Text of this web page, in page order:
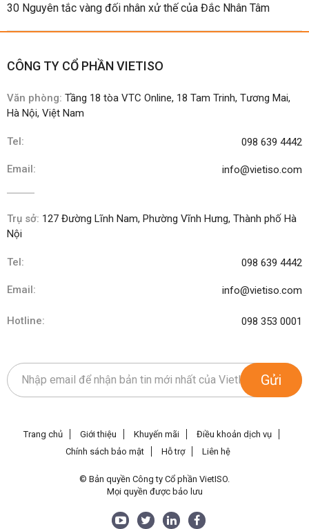
30 Nguyên tắc vàng đối nhân xử thế của Đắc Nhân Tâm
CÔNG TY CỔ PHẦN VIETISO
Văn phòng: Tầng 18 tòa VTC Online, 18 Tam Trinh, Tương Mai,
Hà Nội, Việt Nam
Tel: 098 639 4442
Email: info@vietiso.com
Trụ sở: 127 Đường Lĩnh Nam, Phường Vĩnh Hưng, Thành phố Hà
Nội
Tel: 098 639 4442
Email: info@vietiso.com
Hotline: 098 353 0001
Gửi
Trang chủ Giới thiệu Khuyến mãi
Điều khoản dịch vụ
Chính sách bảo mật
Hỗ trợ Liên hệ
© Bản quyền Công ty Cổ phần VietISO.
Mọi quyền được bảo lưu